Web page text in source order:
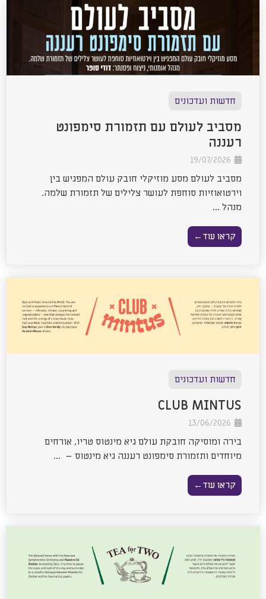
חדשות ועדכונים
מסביב לעולם עם תזמורת סימפונט
רעננה
מסביב לעולם מסע מוזיקלי חובק עולם המפגיש בין
וירטואוזיות סוחפת לעושר צלילים של תזמורת שלמה.
מנהל ...
קראו עוד←
חדשות ועדכונים
CLUB MINTUS
בירה ומוסיקה חובקת עולם גיא מינטוס טריו, אורחים
מיוחדים ותזמורת סימפונט רעננה גיא מינטוס – ...
קראו עוד←